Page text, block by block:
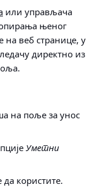
или управљача
њеног
на веб странице, у
директно из
на поље за унос
Уметни
користите.